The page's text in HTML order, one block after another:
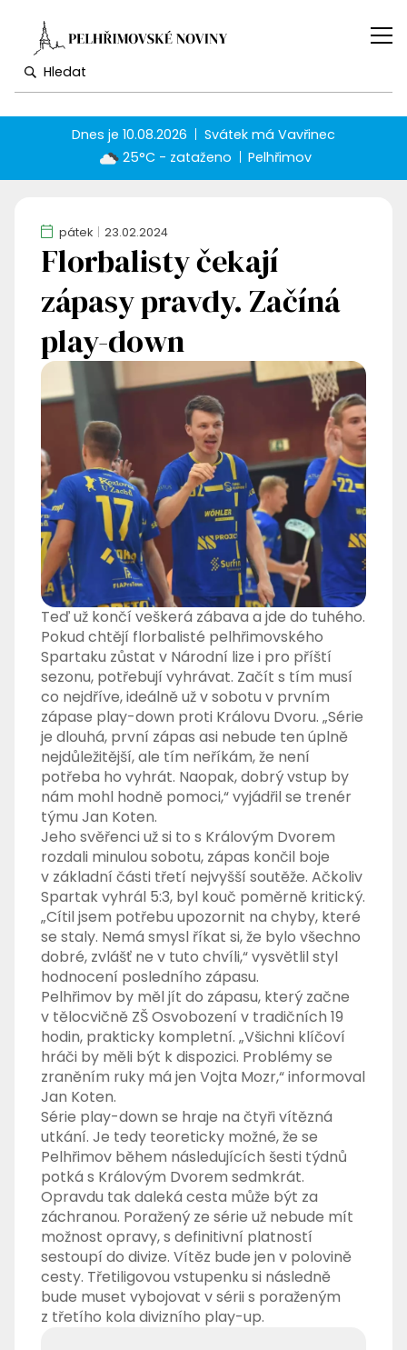
Dnes je10.08.2026 Svátek má Vavřinec
25°C - zataženo
Pelhřimov
pátek 23.02.2024
Florbalisty čekají
zápasy pravdy. Začíná
play-down
Teď už končí veškerá zábava a jde do tuhého.
Pokud chtějí florbalisté pelhřimovského
Spartaku zůstat v Národní lize i pro příští
sezonu, potřebují vyhrávat. Začít s tím musí
co nejdříve, ideálně už v sobotu v prvním
zápase play-down proti Královu Dvoru. „Série
je dlouhá, první zápas asi nebude ten úplně
nejdůležitější, ale tím neříkám, že není
potřeba ho vyhrát. Naopak, dobrý vstup by
nám mohl hodně pomoci,“ vyjádřil se trenér
týmu Jan Koten.
Jeho svěřenci už si to s Královým Dvorem
rozdali minulou sobotu, zápas končil boje
v základní části třetí nejvyšší soutěže. Ačkoliv
Spartak vyhrál 5:3, byl kouč poměrně kritický.
„Cítil jsem potřebu upozornit na chyby, které
se staly. Nemá smysl říkat si, že bylo všechno
dobré, zvlášť ne v tuto chvíli,“ vysvětlil styl
hodnocení posledního zápasu.
Pelhřimov by měl jít do zápasu, který začne
v tělocvičně ZŠ Osvobození v tradičních 19
hodin, prakticky kompletní. „Všichni klíčoví
hráči by měli být k dispozici. Problémy se
zraněním ruky má jen Vojta Mozr,“ informoval
Jan Koten.
Série play-down se hraje na čtyři vítězná
utkání. Je tedy teoreticky možné, že se
Pelhřimov během následujících šesti týdnů
potká s Královým Dvorem sedmkrát.
Opravdu tak daleká cesta může být za
záchranou. Poražený ze série už nebude mít
možnost opravy, s definitivní platností
sestoupí do divize. Vítěz bude jen v polovině
cesty. Třetiligovou vstupenku si následně
bude muset vybojovat v sérii s poraženým
z třetího kola divizního play-up.